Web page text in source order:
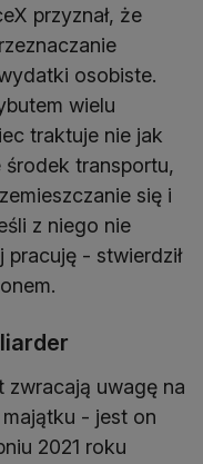
przyznał, że
osobiste.
wielu
traktuje nie jak
środek transportu,
się i
z niego nie
- stwierdził
zwracają uwagę na
- jest on
2021 roku